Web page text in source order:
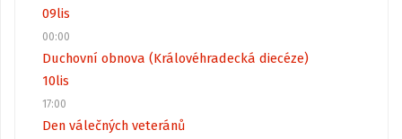
09lis
00:00
Duchovní obnova (Královéhradecká diecéze)
10lis
17:00
Den válečných veteránů